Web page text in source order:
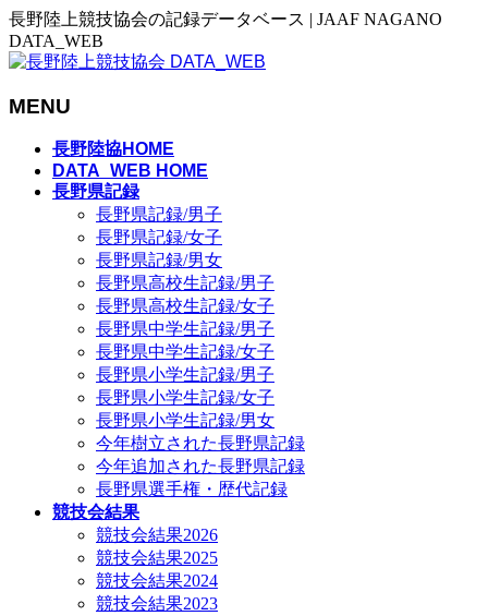
長野陸上競技協会の記録データベース | JAAF NAGANO
DATA_WEB
MENU
長野陸協HOME
DATA_WEB HOME
長野県記録
長野県記録/男子
長野県記録/女子
長野県記録/男女
長野県高校生記録/男子
長野県高校生記録/女子
長野県中学生記録/男子
長野県中学生記録/女子
長野県小学生記録/男子
長野県小学生記録/女子
長野県小学生記録/男女
今年樹立された長野県記録
今年追加された長野県記録
長野県選手権・歴代記録
競技会結果
競技会結果2026
競技会結果2025
競技会結果2024
競技会結果2023